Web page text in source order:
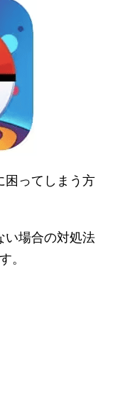
困ってしまう方
い場合の対処法
。